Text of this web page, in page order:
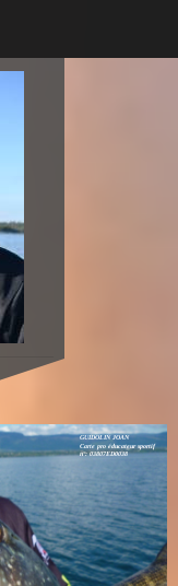
GUIDOLIN JOAN
Carte pro éducateur sportif
n°: 03807ED0038